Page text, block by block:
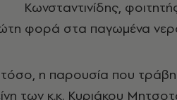
Κωνσταντινίδης,
φορά στα παγωμένα
η παρουσία που
των κ.κ. Κυριάκου